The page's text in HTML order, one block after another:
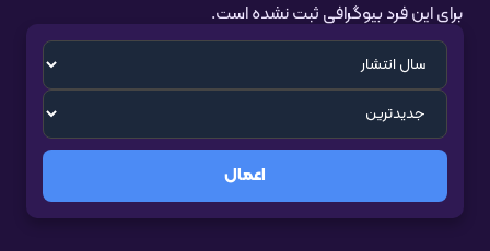
برای این فرد بیوگرافی ثبت نشده است.
اعمال